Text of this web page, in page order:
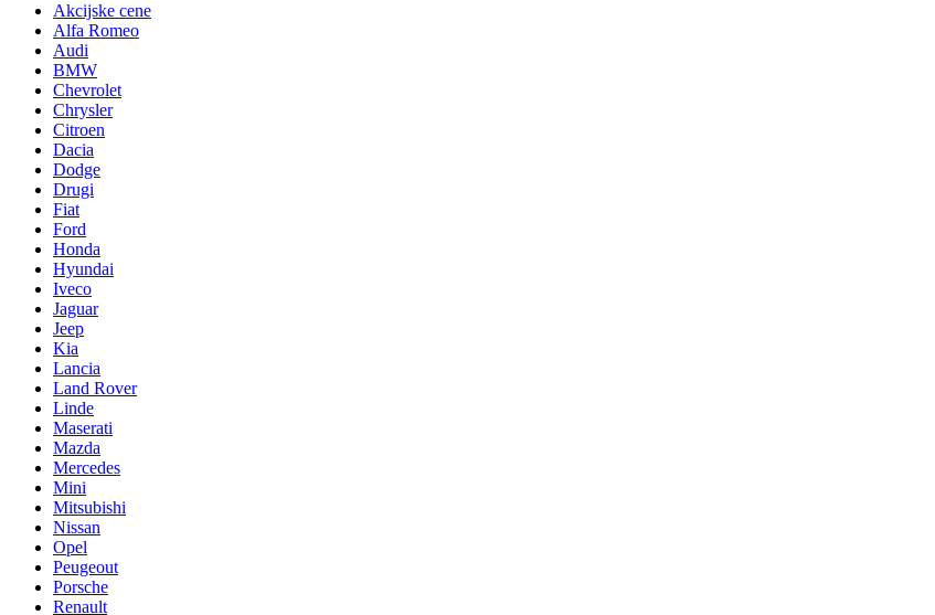
Akcijske cene
Alfa Romeo
Audi
BMW
Chevrolet
Chrysler
Citroen
Dacia
Dodge
Drugi
Fiat
Ford
Honda
Hyundai
Iveco
Jaguar
Jeep
Kia
Lancia
Land Rover
Linde
Maserati
Mazda
Mercedes
Mini
Mitsubishi
Nissan
Opel
Peugeout
Porsche
Renault